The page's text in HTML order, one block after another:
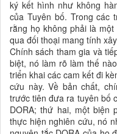
ký kết hình như không
của Tuyên bố. Trong các
rằng họ không phải là
qua đối thoại mang tính
Chính sách tham gia và
biệt, nó làm rõ làm thế
triển khai các cam kết đi
cứu này. Về bản chất,
trước tiên đưa ra tuyên bố
DORA; thứ hai, một biện
thực hiện nghiên cứu, nó